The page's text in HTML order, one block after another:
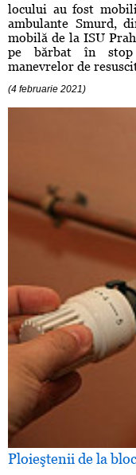
locului au fost
ambulante Smurd,
mobilă de la ISU
pe bărbat în stop
manevrelor de
(4 februarie 2021)
Ploieştenii de la